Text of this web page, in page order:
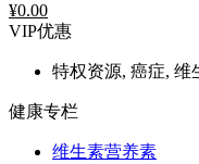
¥0.00
VIP优惠
特权资源, 癌症, 维
健康专栏
维生素营养素